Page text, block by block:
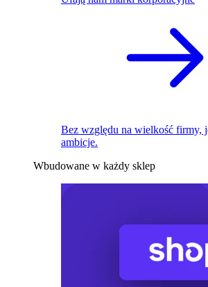
Bez względu na wielkość firmy,
ambicje.
Wbudowane w każdy sklep